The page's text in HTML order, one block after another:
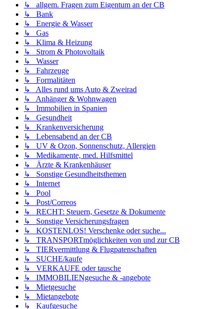
↳ allgem. Fragen zum Eigentum an der CB
↳ Bank
↳ Energie & Wasser
↳ Gas
↳ Klima & Heizung
↳ Strom & Photovoltaik
↳ Wasser
↳ Fahrzeuge
↳ Formalitäten
↳ Alles rund ums Auto & Zweirad
↳ Anhänger & Wohnwagen
↳ Immobilien in Spanien
↳ Gesundheit
↳ Krankenversicherung
↳ Lebensabend an der CB
↳ UV & Ozon, Sonnenschutz, Allergien
↳ Medikamente, med. Hilfsmittel
↳ Ärzte & Krankenhäuser
↳ Sonstige Gesundheitsthemen
↳ Internet
↳ Pool
↳ Post/Correos
↳ RECHT: Steuern, Gesetze & Dokumente
↳ Sonstige Versicherungsfragen
↳ KOSTENLOS! Verschenke oder suche...
↳ TRANSPORTmöglichkeiten von und zur CB
↳ TIERvermittlung & Flugpatenschaften
↳ SUCHE/kaufe
↳ VERKAUFE oder tausche
↳ IMMOBILIENgesuche & -angebote
↳ Mietgesuche
↳ Mietangebote
↳ Kaufgesuche